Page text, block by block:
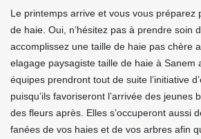
Le printemps arrive et vous vous préparez
de haie. Oui, n’hésitez pas à prendre soin
accomplissez une taille de haie pas chère
elagage paysagiste taille de haie à Sanem
équipes prendront tout de suite l’initiative
puisqu’ils favoriseront l’arrivée des jeunes
des fleurs après. Elles s’occuperont aussi
fanées de vos haies et de vos arbres afin